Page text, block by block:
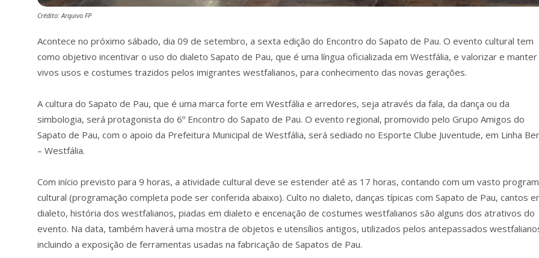
Crédito: Arquivo FP
Acontece no próximo sábado, dia 09 de setembro, a sexta edição do Encontro do Sapato de Pau. O evento cultural tem
como objetivo incentivar o uso do dialeto Sapato de Pau, que é uma língua oficializada em Westfália, e valorizar e manter
vivos usos e costumes trazidos pelos imigrantes westfalianos, para conhecimento das novas gerações.
A cultura do Sapato de Pau, que é uma marca forte em Westfália e arredores, seja através da fala, da dança ou da
simbologia, será protagonista do 6º Encontro do Sapato de Pau. O evento regional, promovido pelo Grupo Amigos do
Sapato de Pau, com o apoio da Prefeitura Municipal de Westfália, será sediado no Esporte Clube Juventude, em Linha
– Westfália.
Com início previsto para 9 horas, a atividade cultural deve se estender até as 17 horas, contando com um vasto
cultural (programação completa pode ser conferida abaixo). Culto no dialeto, danças típicas com Sapato de Pau, cantos
dialeto, história dos westfalianos, piadas em dialeto e encenação de costumes westfalianos são alguns dos atrativos do
evento. Na data, também haverá uma mostra de objetos e utensílios antigos, utilizados pelos antepassados
incluindo a exposição de ferramentas usadas na fabricação de Sapatos de Pau.